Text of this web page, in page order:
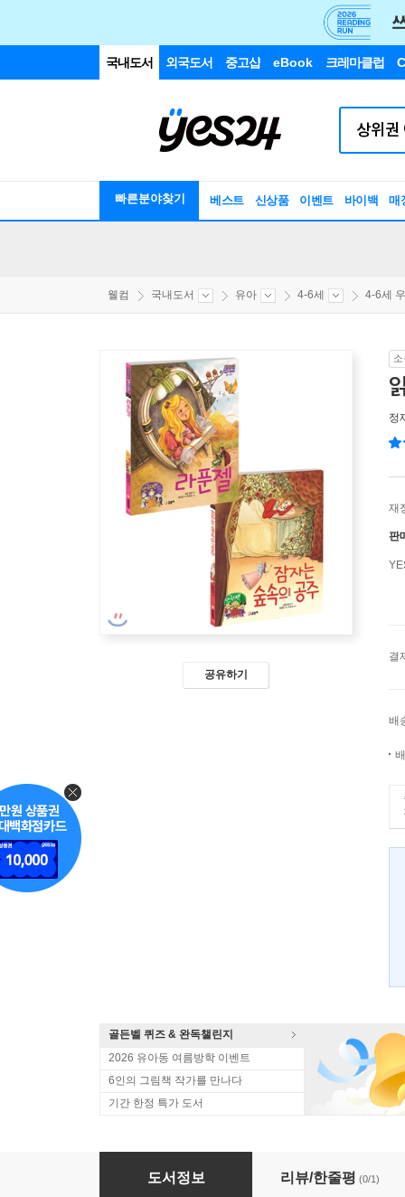
국내도서 외국도서 중고샵 eBook 크레마클럽
빠른분야찾기 베스트 신상품 이벤트 바이백 매
웰컴 국내도서 유아 4-6세 4-6세
공유하기
정
재
판
결
배
골든벨 퀴즈 & 완독챌린지
2026 유아동 여름방학 이벤트
6인의 그림책 작가를 만나다
기간 한정 특가 도서
읽어줘요! 슈퍼맨 : 행복 세트
도서정보 리뷰/한줄평 (0/1)